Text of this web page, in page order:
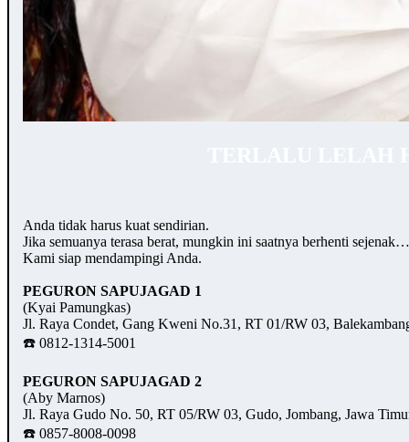
Anda tidak harus kuat sendirian.
Jika semuanya terasa berat, mungkin ini saatnya berhenti
Kami siap mendampingi Anda.
PEGURON SAPUJAGAD 1
(Kyai Pamungkas)
Jl. Raya Condet, Gang Kweni No.31, RT 01/RW 03,
☎️ 0812-1314-5001
PEGURON SAPUJAGAD 2
(Aby Marnos)
Jl. Raya Gudo No. 50, RT 05/RW 03, Gudo, Jombang, Jawa
☎️ 0857-8008-0098